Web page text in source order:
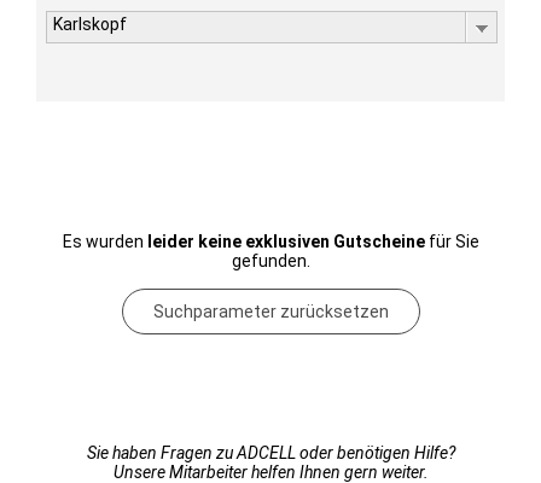
Karlskopf
Es wurden leider keine exklusiven Gutscheinefür Sie
gefunden.
Suchparameter zurücksetzen
Sie haben Fragen zu ADCELL oder benötigen Hilfe?
Unsere Mitarbeiter helfen Ihnen gern weiter.